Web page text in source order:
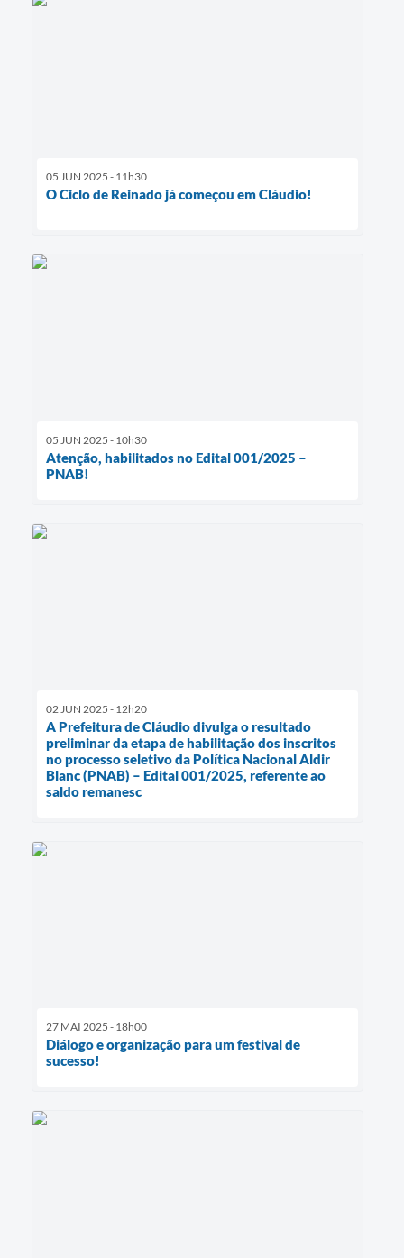
05 JUN 2025 - 11h30
O Ciclo de Reinado já começou em Cláudio!
05 JUN 2025 - 10h30
Atenção, habilitados no Edital 001/2025 –
PNAB!
02 JUN 2025 - 12h20
A Prefeitura de Cláudio divulga o resultado
preliminar da etapa de habilitação dos inscritos
no processo seletivo da Política Nacional Aldir
Blanc (PNAB) – Edital 001/2025, referente ao
saldo remanesc
27 MAI 2025 - 18h00
Diálogo e organização para um festival de
sucesso!